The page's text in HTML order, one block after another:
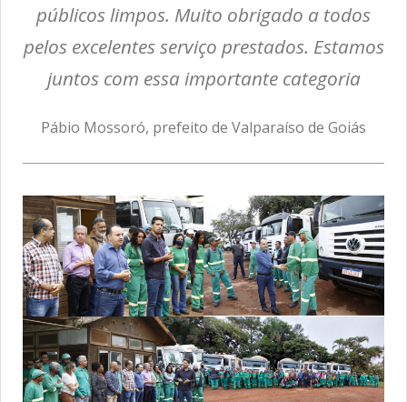
públicos limpos. Muito obrigado a todos
pelos excelentes serviço prestados. Estamos
juntos com essa importante categoria
Pábio Mossoró, prefeito de Valparaíso de Goiás